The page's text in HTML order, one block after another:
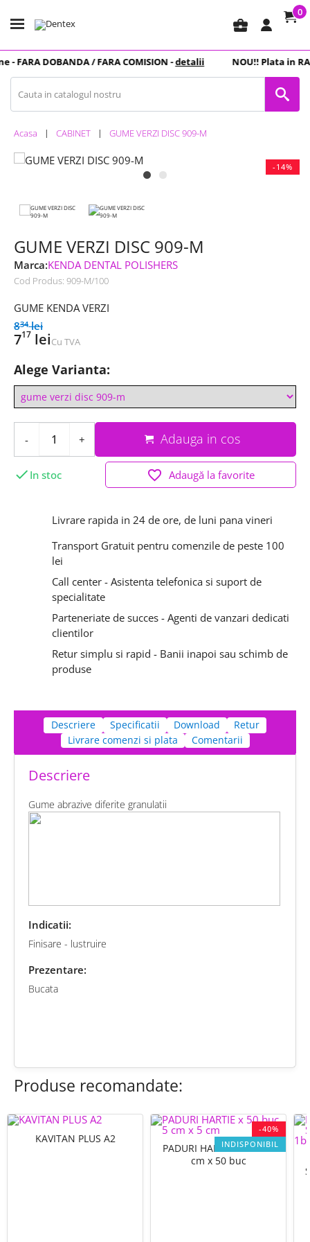
business_center
0
-FARA DOBANDA/ FARA COMISION -detalii NOU!! Plata in
Acasa CABINET GUME VERZI DISC 909-M
-14%
GUME VERZI DISC 909-M
Marca:KENDA DENTAL POLISHERS
Cod Produs: 909-M/100
GUME KENDA VERZI
834lei
717 leiCu TVA
Alege Varianta:
- + Adauga in cos
 In stoc favorite_border Adaugă la favorite
Livrare rapida in 24 de ore, de luni pana vineri
Transport Gratuit pentru comenzile de peste 100
lei
Call center - Asistenta telefonica si suport de
specialitate
Parteneriate de succes - Agenti de vanzari dedicati
clientilor
Retur simplu si rapid - Banii inapoi sau schimb de
produse
Descriere Specificatii Download
Retur
Livrare comenzi si plata
Comentarii
Descriere
Gume abrazive diferite granulatii
Indicatii:
Finisare - lustruire
Prezentare:
Bucata
Produse recomandate:
KAVITAN PLUS A2
-40%
INDISPONIBIL
PADURI HARTIE 5 cm x 5
cm x 50 buc